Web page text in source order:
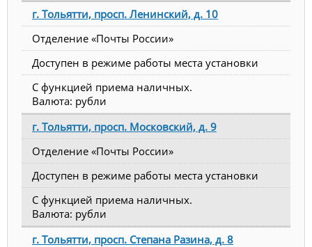
г. Тольятти, просп. Ленинский, д. 10
Отделение «Почты России»
Доступен в режиме работы места установки
С функцией приема наличных.
Валюта: рубли
г. Тольятти, просп. Московский, д. 9
Отделение «Почты России»
Доступен в режиме работы места установки
С функцией приема наличных.
Валюта: рубли
г. Тольятти, просп. Степана Разина, д. 8